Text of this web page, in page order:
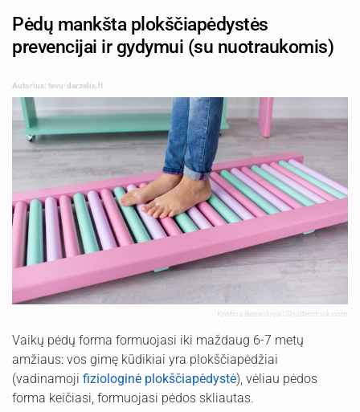
Pėdų mankšta plokščiapėdystės
prevencijai ir gydymui (su nuotraukomis)
Autorius: tevu-darzelis.lt
Kristina Bessolova | Shutterstock.com
Vaikų pėdų forma formuojasi iki maždaug 6-7 metų
amžiaus: vos gimę kūdikiai yra plokščiapėdžiai
(vadinamoji fiziologinė plokščiapėdystė), vėliau pėdos
forma keičiasi, formuojasi pėdos skliautas.